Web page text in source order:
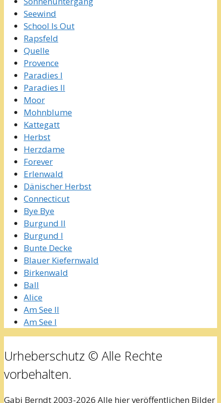
Seewind
School Is Out
Rapsfeld
Quelle
Provence
Paradies I
Paradies II
Moor
Mohnblume
Kattegatt
Herbst
Herzdame
Forever
Erlenwald
Dänischer Herbst
Connecticut
Bye Bye
Burgund II
Burgund I
Bunte Decke
Blauer Kiefernwald
Birkenwald
Ball
Alice
Am See II
Am See I
Urheberschutz © Alle Rechte
vorbehalten.
Gabi Berndt 2003-2026 Alle hier veröffentlichen Bilder